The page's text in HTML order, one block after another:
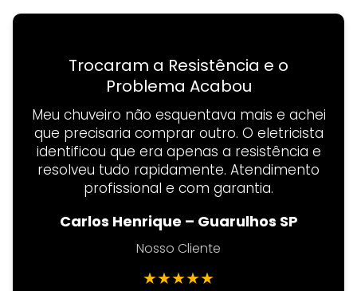
Trocaram a Resistência e o
Problema Acabou
Meu chuveiro não esquentava mais e achei
que precisaria comprar outro. O eletricista
identificou que era apenas a resistência e
resolveu tudo rapidamente. Atendimento
profissional e com garantia.
Carlos Henrique – Guarulhos SP
Nosso Cliente
★★★★★